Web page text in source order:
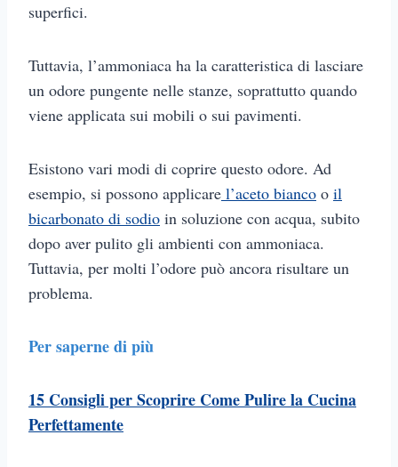
superfici.
Tuttavia, l’ammoniaca ha la caratteristica di lasciare
un odore pungente nelle stanze, soprattutto quando
viene applicata sui mobili o sui pavimenti.
Esistono vari modi di coprire questo odore. Ad
esempio, si possono applicare l’aceto bianco o il
bicarbonato di sodio in soluzione con acqua, subito
dopo aver pulito gli ambienti con ammoniaca.
Tuttavia, per molti l’odore può ancora risultare un
problema.
Per saperne di più
15 Consigli per Scoprire Come Pulire la Cucina
Perfettamente